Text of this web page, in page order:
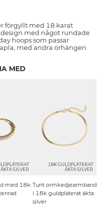
förgyllt med 18 karat
med något rundade
hoops som passar
med andra örhängen.
MED
ÄKTA SILVER
med 18k
18K GULDPLÄTERAT
ÄKTA SILVER
Tunt ormkedjearmband
i 18k guldpläterat äkta
silver